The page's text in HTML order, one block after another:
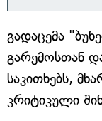
გადაცემა
გარემოსთან
საკითხებს,
კრიტიკული